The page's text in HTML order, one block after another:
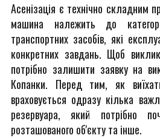
Асенізація є технічно складним
машина належить до
транспортних засобів, які
конкретних завдань. Щоб
потрібно залишити заявку на
Копанки. Перед тим, як
враховується одразу кілька
резервуара, який потрібно
розташованого об'єкту та інше.